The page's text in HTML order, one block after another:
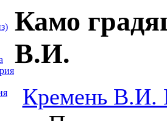
Камо
В.И.
Кремень В.И.